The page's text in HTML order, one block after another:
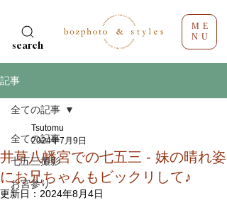
search
ME
NU
記事
全ての記事
七五三撮影
お宮参り
全ての記事
井草八幡宮での七五三 - 妹の晴れ姿
にお兄ちゃんもビックリして♪
Tsutomu
2024年7月9日
更新日： 2024年8月4日